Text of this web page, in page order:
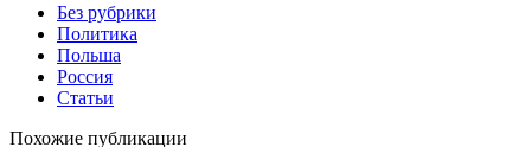
Без рубрики
Политика
Польша
Россия
Статьи
Похожие публикации